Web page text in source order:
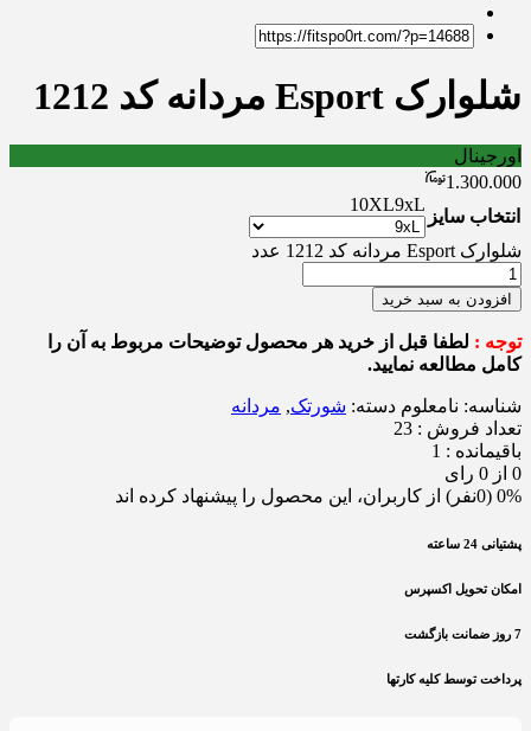
شلوارک Esport مردانه کد 1212
اورجینال
1.300.000
انتخاب سایز
10XL9xL
شلوارک Esport مردانه کد 1212 عدد
افزودن به سبد خرید
توجه : لطفا قبل از خرید هر محصول توضیحات مربوط به آن را
کامل مطالعه نمایید.
شناسه: نامعلوم دسته: شورتک, مردانه
تعداد فروش : 23
باقیمانده : 1
0 از 0 رای
0% (0نفر) از کاربران، این محصول را پیشنهاد کرده اند
پشتیانی 24 ساعته
امکان تحویل اکسپرس
7 روز ضمانت بازگشت
پرداخت توسط کلیه کارتها